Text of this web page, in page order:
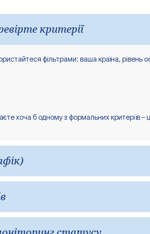
критерії
фільтрами: ваша країна,
хоча б одному з формальних
магістерських програм DAAD мають
з весняними термінами подання
та резюме;
включає: